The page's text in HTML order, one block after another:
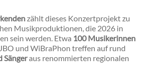
zählt dieses Konzertprojekt zu
Musikproduktionen, die 2026 in
sein werden. Etwa 100 Musikerinnen
und WiBraPhon treffen auf rund
Sängeraus renommierten regionalen